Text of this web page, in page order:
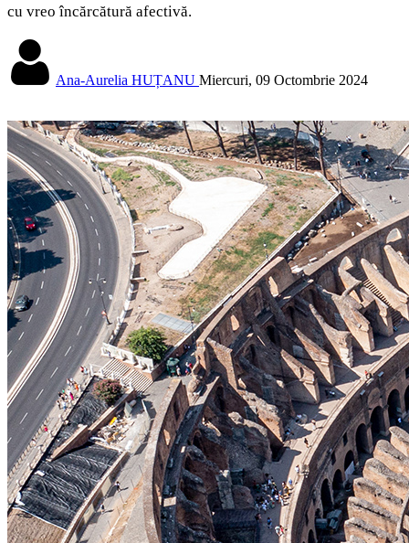
cu vreo încărcătură afectivă.
Ana-Aurelia HUȚANU Miercuri, 09 Octombrie 2024